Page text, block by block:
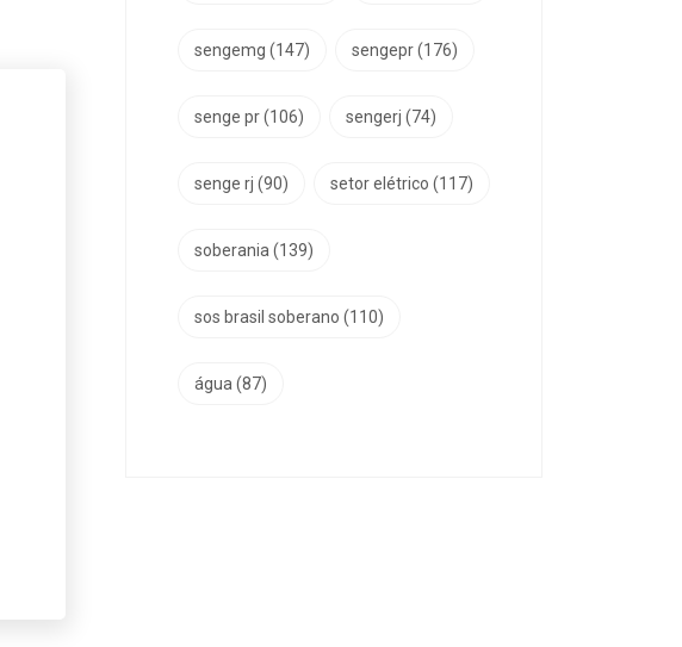
sengemg (147) sengepr(176)
senge pr(106) sengerj (74)
senge rj (90) setor elétrico (117)
soberania (139)
sos brasil soberano (110)
água (87)